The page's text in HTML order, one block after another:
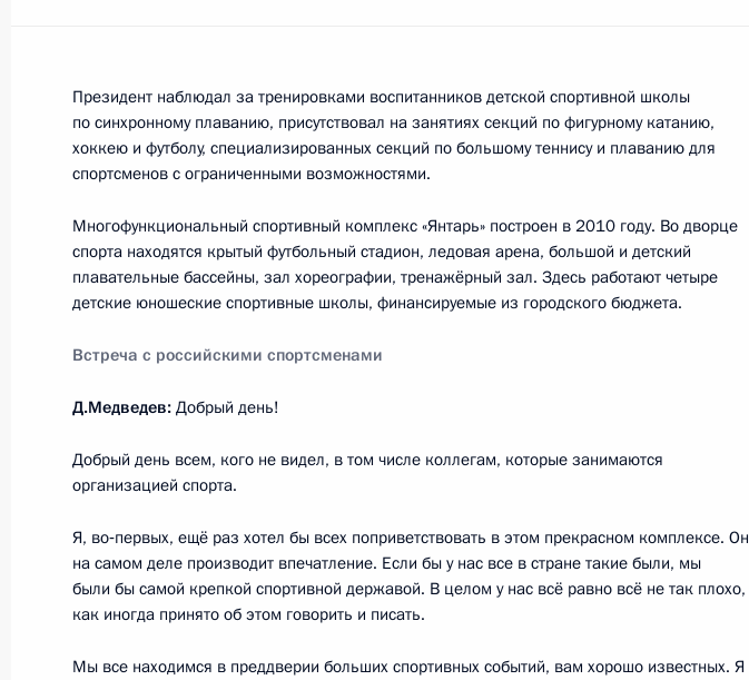
Заседание Совета по развитию физической культуры и спорта
2 июня 2015 года, 15:20
Посещение ледового дворца спорта «Айсберг»
8 декабря 2012 года, 19:00
Совещание по вопросам подготовки к Олимпиаде 2014 года
в Сочи
Встреча с руководителем Олимпийского комитета России
Александром Жуковым
26 ноября 2012 года, 14:45
Президент наблюдал за тренировками воспитанников детской спортивной школы
по синхронному плаванию, присутствовал на занятиях секций по фигурному катанию,
хоккею и футболу, специализированных секций по большому теннису и плаванию для
спортсменов с ограниченными возможностями.
Многофункциональный спортивный комплекс «Янтарь» построен в 2010 году. Во дворце
спорта находятся крытый футбольный стадион, ледовая арена, большой и детский
плавательные бассейны, зал хореографии, тренажёрный зал. Здесь работают четыре
детские юношеские спортивные школы, финансируемые из городского бюджета.
Встреча с российскими спортсменами
Д.Медведев: Добрый день!
Добрый день всем, кого не видел, в том числе коллегам, которые занимаются
организацией спорта.
Я, во‑первых, ещё раз хотел бы всех поприветствовать в этом прекрасном комплексе. Он
на самом деле производит впечатление. Если бы у нас все в стране такие были, мы
были бы самой крепкой спортивной державой. В целом у нас всё равно всё не так плохо,
как иногда принято об этом говорить и писать.
Мы все находимся в преддверии больших спортивных событий, вам хорошо известных. Я